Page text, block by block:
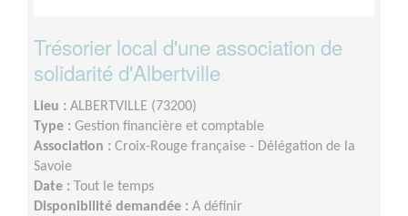
Trésorier local d'une association de
solidarité d'Albertville
Lieu : ALBERTVILLE (73200)
Type : Gestion financière et comptable
Association : Croix-Rouge française - Délégation de la
Savoie
Date : Tout le temps
Disponibilité demandée : A définir